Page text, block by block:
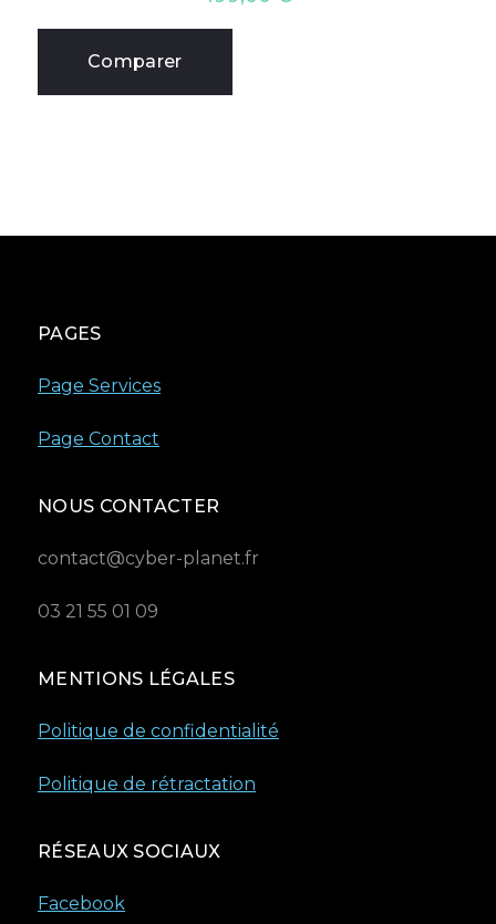
Comparer
PAGES
Page Services
Page Contact
NOUS CONTACTER
contact@cyber-planet.fr
03 21 55 01 09
MENTIONS LÉGALES
Politique de confidentialité
Politique de rétractation
RÉSEAUX SOCIAUX
Facebook